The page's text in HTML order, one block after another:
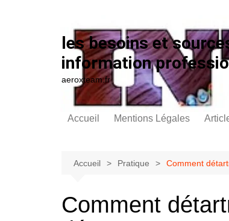
les besoins et
information
aeroxteam.fr
Accueil Mentions Légales
Accueil Pratique Comment
Comment